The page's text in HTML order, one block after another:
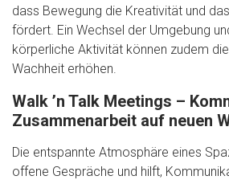
dass Bewegung die Kreativität und
fördert. Ein Wechsel der Umgebung
körperliche Aktivität können zudem
Wachheit erhöhen.
Walk ’n Talk Meetings –
Zusammenarbeit auf neuen
Die entspannte Atmosphäre eines
offene Gespräche und hilft,